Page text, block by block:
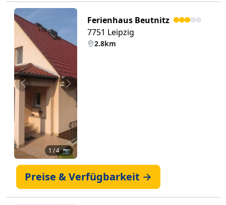
Zurück Weiter
1 / 4 📷
Ferienhaus Beutnitz
7751 Leipzig
2.8km
Preise & Verfügbarkeit →